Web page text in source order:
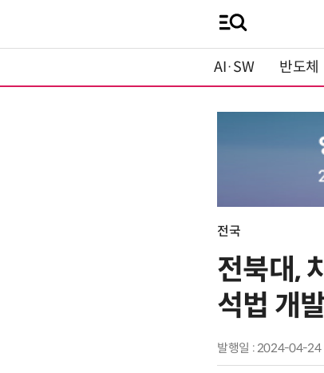
AI·SW 반도체
전국
전북대,
석법 개
발행일 : 2024-04-